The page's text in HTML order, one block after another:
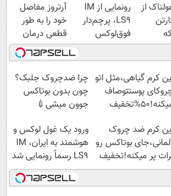
از
شد.
رونمایی از IM
LS9، پرچم‌دار
فوق‌لوکس
EREV وارد بازار
ایران شد
آرتروز مفاصل
خود را به طور
قطعی درمان
کنید!
◗پرسش‌نامه◖
کرم گیاهی،مثل اتو
پوستتوصاف
چرا ضدچروک جلبک؟
چون بدون بوتاکس
جوون میشی💉
کرم ضد چروک
بوتاکس رو
پر میکنه!تخفیف
امشب
ورود یک غول لوکس و
هوشمند به ایران، IM
LS9 رسماً رونمایی شد